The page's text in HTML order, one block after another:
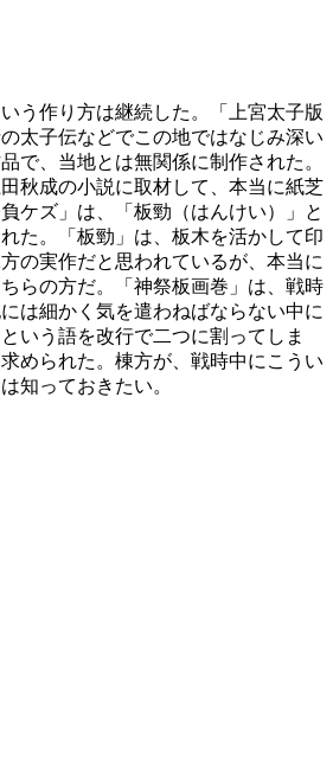
う作り方は継続した。「上宮太子版
太子伝などでこの地ではなじみ深い
で、当地とは無関係に制作された。
田秋成の小説に取材して、本当に紙芝
ケズ」は、「板勁（はんけい）」と
た。「板勁」は、板木を活かして印
の実作だと思われているが、本当に
らの方だ。「神祭板画巻」は、戦時
は細かく気を遣わねばならない中に
いう語を改行で二つに割ってしま
められた。棟方が、戦時中にこうい
知っておきたい。